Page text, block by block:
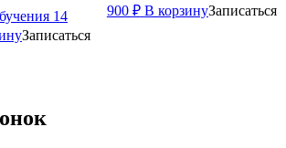
14
Записаться
900 ₽ В корзинуЗаписаться